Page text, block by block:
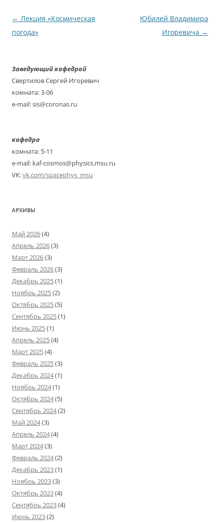
Навигация
по
← Лекция «Космическая
погода»
Юбилей Владимира
Игоревича →
Заведующий кафедрой
Свертилов Сергей Игоревич
комната: 3-06
e-mail: sis@coronas.ru
кафедра
комната: 5-11
e-mail: kaf-cosmos@physics.msu.ru
VK:vk.com/spacephys_msu
АРХИВЫ
Май 2026(4)
Апрель 2026(3)
Март 2026(3)
Февраль 2026(3)
Декабрь 2025(1)
Ноябрь 2025(2)
Октябрь 2025(5)
Сентябрь 2025(1)
Июнь 2025(1)
Апрель 2025(4)
Март 2025(4)
Февраль 2025(3)
Декабрь 2024(1)
Ноябрь 2024(1)
Октябрь 2024(5)
Сентябрь 2024(2)
Май 2024(3)
Апрель 2024(4)
Март 2024(3)
Февраль 2024(2)
Декабрь 2023(1)
Ноябрь 2023(3)
Октябрь 2023(4)
Сентябрь 2023(4)
Июнь 2023(2)